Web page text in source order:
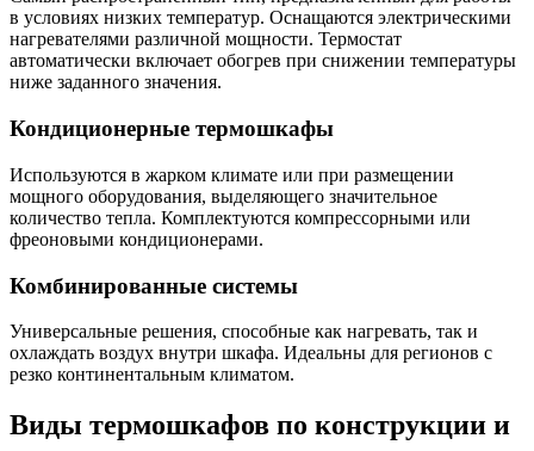
в условиях низких температур. Оснащаются электрическими
нагревателями различной мощности. Термостат
автоматически включает обогрев при снижении температуры
ниже заданного значения.
Кондиционерные термошкафы
Используются в жарком климате или при размещении
мощного оборудования, выделяющего значительное
количество тепла. Комплектуются компрессорными или
фреоновыми кондиционерами.
Комбинированные системы
Универсальные решения, способные как нагревать, так и
охлаждать воздух внутри шкафа. Идеальны для регионов с
резко континентальным климатом.
Виды термошкафов по конструкции и